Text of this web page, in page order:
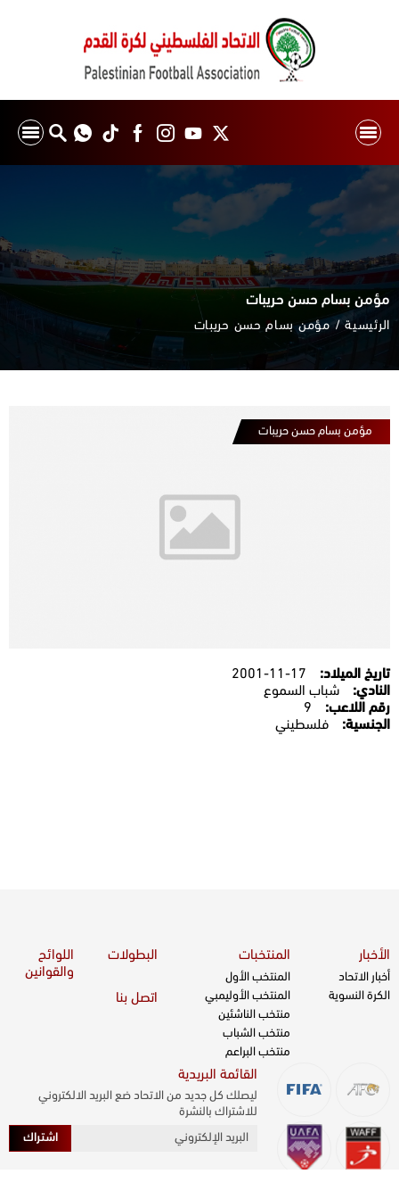
مؤمن بسام حسن حريبات
الرئيسية مؤمن بسام حسن حريبات
مؤمن بسام حسن حريبات
تاريخ الميلاد:
2001-11-17
النادي:
شباب السموع
رقم اللاعب:
9
الجنسية:
فلسطيني
الأخبار
أخبار الاتحاد
الكرة النسوية
المنتخبات
المنتخب الأول
المنتخب الأوليمبي
منتخب الناشئين
منتخب الشباب
منتخب البراعم
البطولات
اللوائح
والقوانين
اتصل بنا
القائمة البريدية
ليصلك كل جديد من الاتحاد ضع البريد الالكتروني
للاشتراك بالنشرة
اشتراك